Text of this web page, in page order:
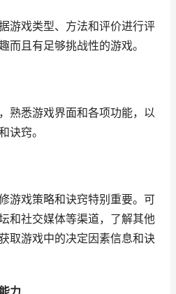
游戏类型、方法和评价进行评
而且有足够挑战性的游戏。
熟悉游戏界面和各项功能，以
诀窍。
游戏策略和诀窍特别重要。可
和社交媒体等渠道，了解其他
取游戏中的决定因素信息和诀